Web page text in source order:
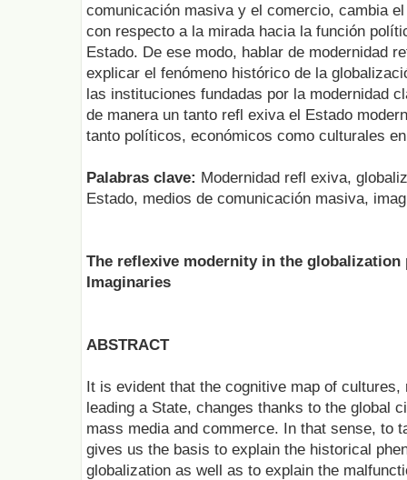
comunicación masiva y el comercio, cambia
con respecto a la mirada hacia la función
Estado. De ese modo, hablar de modernidad
explicar el fenómeno histórico de la
las instituciones fundadas por la modernidad
de manera un tanto refl exiva el Estado
tanto políticos, económicos como culturales
Palabras clave: Modernidad refl exiva,
Estado, medios de comunicación masiva,
The reflexive modernity in the
Imaginaries
ABSTRACT
It is evident that the cognitive map of
leading a State, changes thanks to the global
mass media and commerce. In that sense, to
gives us the basis to explain the historical
globalization as well as to explain the